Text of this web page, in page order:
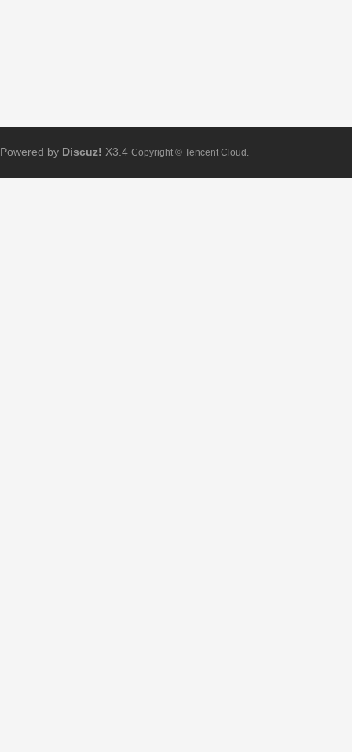
Powered by Discuz! X3.4 Copyright © Tencent Cloud.